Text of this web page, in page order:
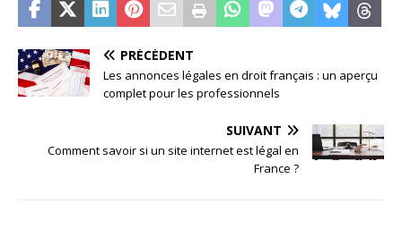
PRÉCÉDENT
Les annonces légales en droit français : un aperçu
complet pour les professionnels
SUIVANT
Comment savoir si un site internet est légal en
France ?